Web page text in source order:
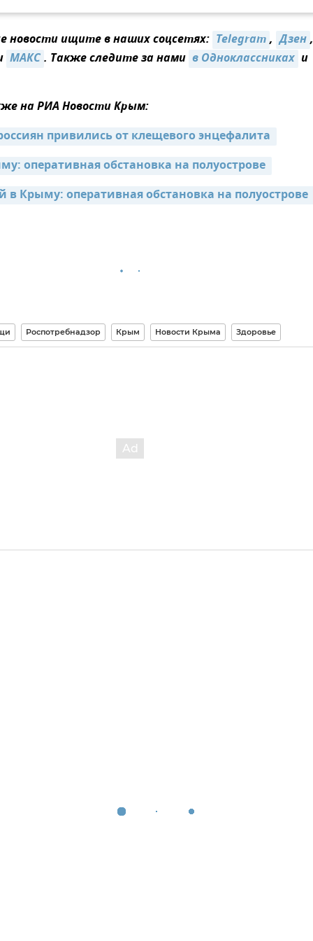
новости ищите в наших соцсетях: Telegram, Дзен,
МАКС. Также следите за нами в Одноклассниках и
на РИА Новости Крым:
привились от клещевого энцефалита
оперативная обстановка на полуострове
в Крыму: оперативная обстановка на полуострове
Роспотребнадзор Крым Новости Крыма Здоровье